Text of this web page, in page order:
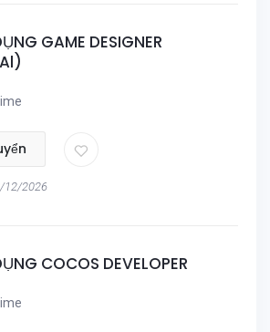
GAME DESIGNER
12/2026
COCOS DEVELOPER